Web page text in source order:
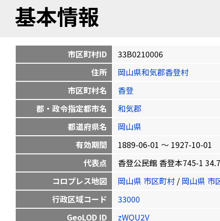
基本情報
市区町村ID
33B0210006
住所
岡山県和気郡香登村
市区町村名
香登
郡・政令指定都市名
和気郡
都道府県名
岡山県
有効期間
1889-06-01 〜 1927-10-01
代表点
香登公民館 香登本745-1
コロプレス地図
岡山県 市区町村 / 岡山県 市
行政区域コード
33000
GeoLOD ID
zWQU2V